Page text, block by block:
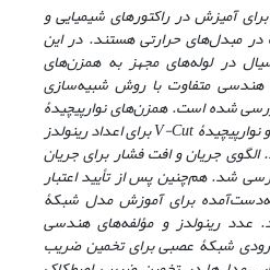
آمیزش در راکتورهای شیمیایی و
مبدل‌های حرارتی هستند. در این
در لوله‌های مجهز به همزن‌های
هندسی متفاوت با روش شبیه‌سازی
شده است. همزن‌های نوارپیچیدۀ
V-Cutبرای اعداد رینولدز
شدند. الگوی جریان و افت فشار برای جریان
شد. هم‌چنین پس از تأیید اعتبار
به‌دست‌آمده برای آموزش مدل شبکۀ
رینولدز و مؤلفه‌های هندسی
شبکۀ عصبی برای تخمین ضریب